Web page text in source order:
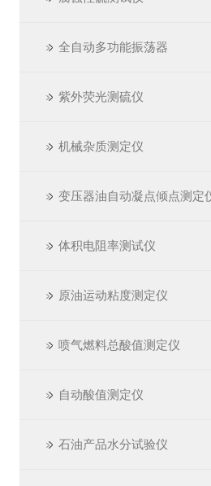
全自动多功能振荡器
紫外荧光测硫仪
机械杂质测定仪
变压器油自动凝点倾点测定
体积电阻率测试仪
原油运动粘度测定仪
喷气燃料总酸值测定仪
自动酸值测定仪
石油产品水分试验仪